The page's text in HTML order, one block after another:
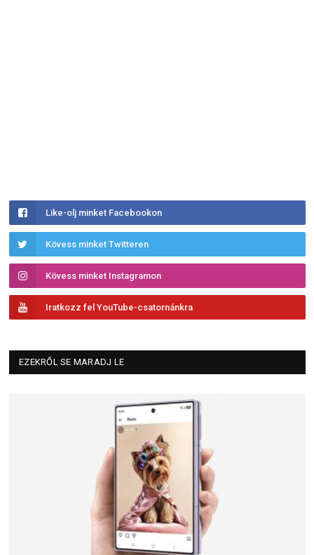
Like-olj minket Facebookon
Kövess minket Twitteren
Kövess minket Instagramon
Iratkozz fel YouTube-csatornánkra
EZEKRŐL SE MARADJ LE